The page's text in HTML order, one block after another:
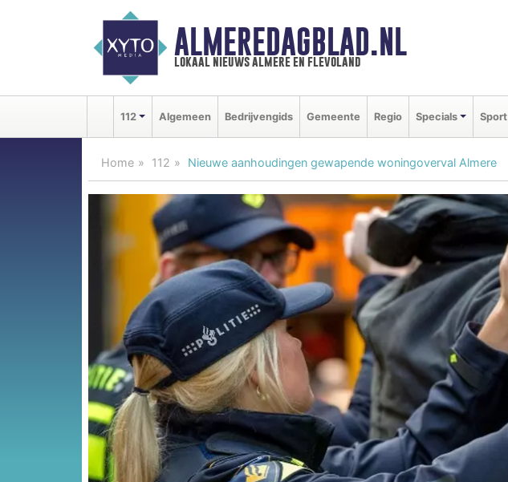
ALMEREDAGBLAD.NL
lokaal nieuws almere en flevoland
112 Algemeen Bedrijvengids Gemeente Regio Specials Sport
Home 112 Nieuwe aanhoudingen gewapende woningoverval Almere